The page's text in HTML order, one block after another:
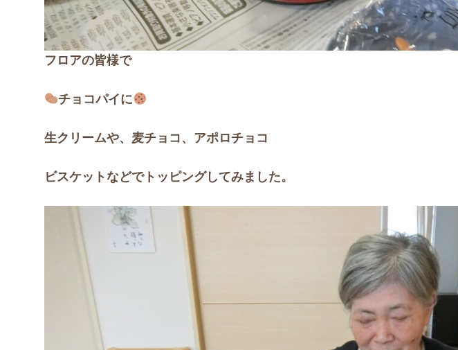
フロアの皆様で
チョコパイに
生クリームや、麦チョコ、アポロチョコ
ビスケットなどでトッピングしてみました。